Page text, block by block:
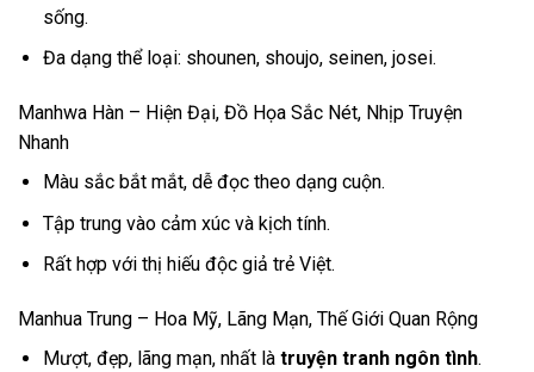
sống.
Đa dạng thể loại: shounen, shoujo, seinen, josei.
Manhwa Hàn – Hiện Đại, Đồ Họa Sắc Nét, Nhịp Truyện
Nhanh
Màu sắc bắt mắt, dễ đọc theo dạng cuộn.
Tập trung vào cảm xúc và kịch tính.
Rất hợp với thị hiếu độc giả trẻ Việt.
Manhua Trung – Hoa Mỹ, Lãng Mạn, Thế Giới Quan Rộng
Mượt, đẹp, lãng mạn, nhất là truyện tranh ngôn tình.